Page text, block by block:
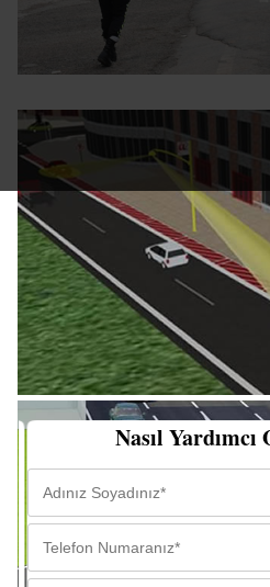
Nasıl